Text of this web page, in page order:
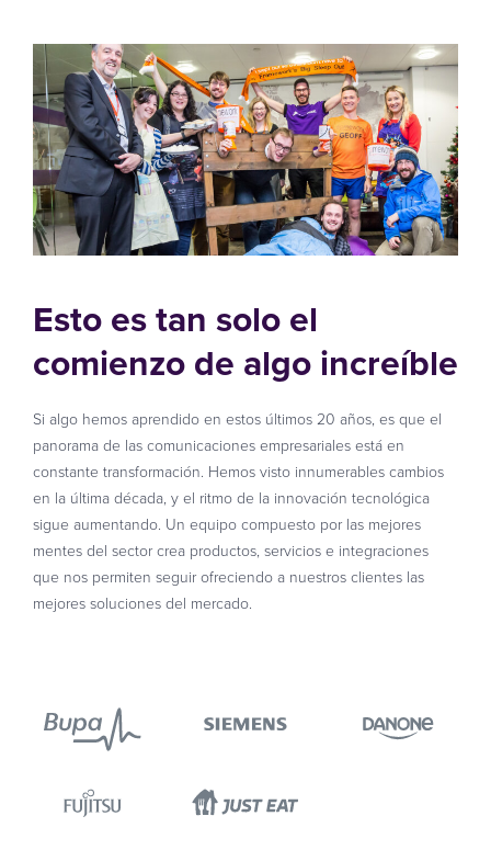
Esto es tan solo el
comienzo de algo increíble
Si algo hemos aprendido en estos últimos 20 años, es que el
panorama de las comunicaciones empresariales está en
constante transformación. Hemos visto innumerables cambios
en la última década, y el ritmo de la innovación tecnológica
sigue aumentando. Un equipo compuesto por las mejores
mentes del sector crea productos, servicios e integraciones
que nos permiten seguir ofreciendo a nuestros clientes las
mejores soluciones del mercado.